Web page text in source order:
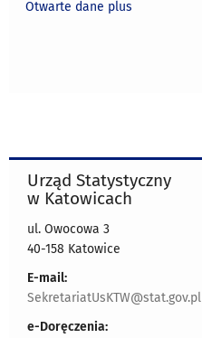
Otwarte dane plus
Urząd Statystyczny
w Katowicach
ul. Owocowa 3
40-158 Katowice
E-mail:
SekretariatUsKTW@stat.gov.pl
e-Doręczenia: